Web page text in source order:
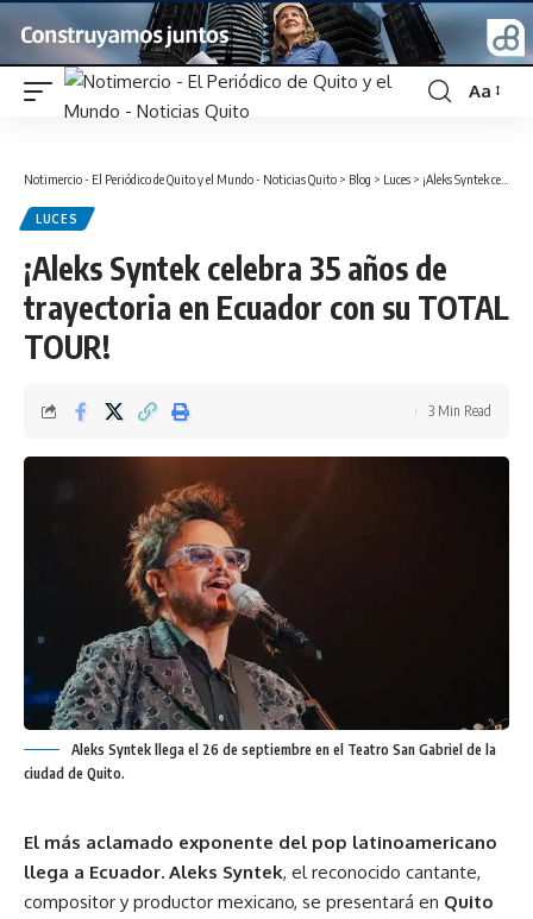
Font
Aa
Notimercio - El Periódico de Quito y el Mundo - Noticias Quito > Blog > Luces > ¡Aleks Syntek celebra 35 años de trayectoria en Ecuador con su TOTAL TOUR!
LUCES
¡Aleks Syntek celebra 35 años de
trayectoria en Ecuador con su TOTAL
TOUR!
3 Min Read
Aleks Syntek llega el 26 de septiembre en el Teatro San Gabriel de la
ciudad de Quito.
El más aclamado exponente del pop latinoamericano
llega a Ecuador. Aleks Syntek, el reconocido cantante,
compositor y productor mexicano, se presentará en Quito